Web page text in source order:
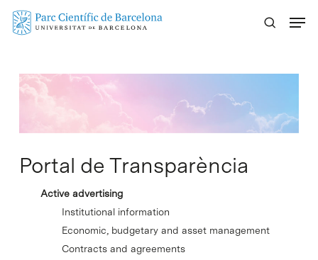
Skip
Portal de Transparència
Active advertising
Institutional information
Economic, budgetary and asset management
Contracts and agreements